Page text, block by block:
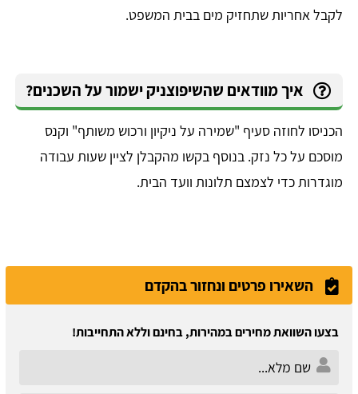
לקבל אחריות שתחזיק מים בבית המשפט.
איך מוודאים שהשיפוצניק ישמור על השכנים?
הכניסו לחוזה סעיף "שמירה על ניקיון ורכוש משותף" וקנס
מוסכם על כל נזק. בנוסף בקשו מהקבלן לציין שעות עבודה
מוגדרות כדי לצמצם תלונות וועד הבית.
השאירו פרטים ונחזור בהקדם
בצעו השוואת מחירים במהירות, בחינם וללא התחייבות!